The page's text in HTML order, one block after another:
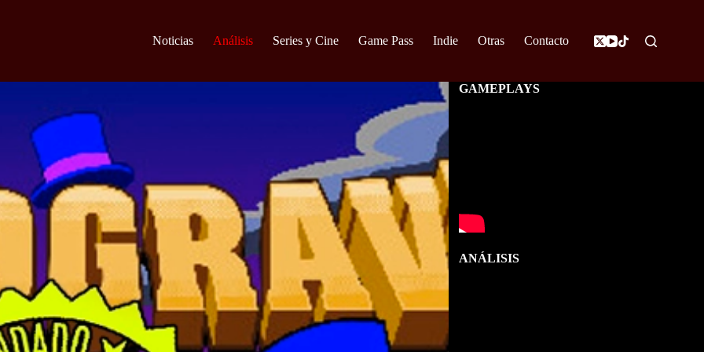
Noticias Análisis Series y Cine Game Pass Indie Otras Contacto
GAMEPLAYS
ANÁLISIS